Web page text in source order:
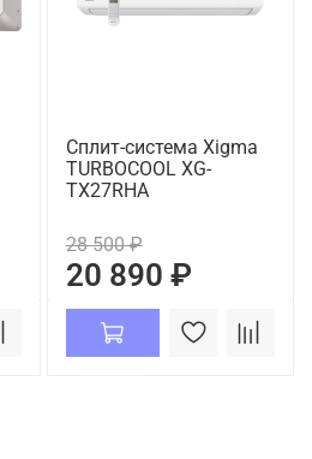
Сплит-система Xigma
TURBOCOOL XG-
TX27RHA
28 500 ₽
20 890 ₽